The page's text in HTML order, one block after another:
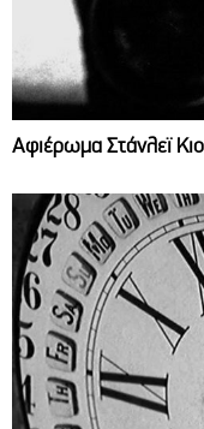
Αφιέρωμα Στάνλεϊ